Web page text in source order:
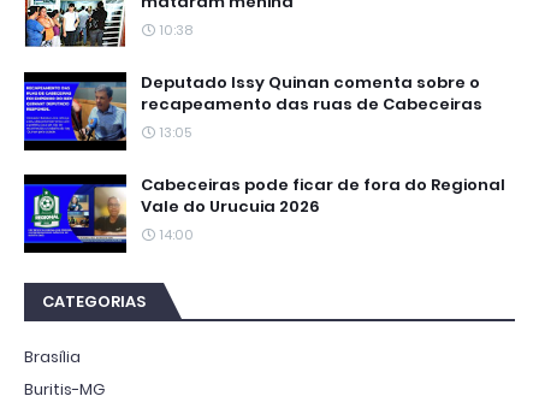
10:38
Deputado Issy Quinan comenta sobre o
recapeamento das ruas de Cabeceiras
13:05
Cabeceiras pode ficar de fora do Regional
Vale do Urucuia 2026
14:00
CATEGORIAS
Brasília
Buritis-MG